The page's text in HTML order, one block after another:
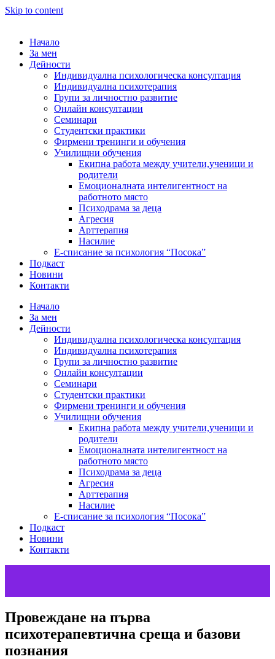
Skip to content
Начало
За мен
Дейности
Индивидуална психологическа консултация
Индивидуална психотерапия
Групи за личностно развитие
Онлайн консултации
Семинари
Студентски практики
Фирмени тренинги и обучения
Училищни обучения
Екипна работа между учители,ученици и
родители
Емоционалната интелигентност на
работното място
Психодрама за деца
Агресия
Арттерапия
Насилие
Е-списание за психология “Посока”
Подкаст
Новини
Контакти
Начало
За мен
Дейности
Индивидуална психологическа консултация
Индивидуална психотерапия
Групи за личностно развитие
Онлайн консултации
Семинари
Студентски практики
Фирмени тренинги и обучения
Училищни обучения
Екипна работа между учители,ученици и
родители
Емоционалната интелигентност на
работното място
Психодрама за деца
Агресия
Арттерапия
Насилие
Е-списание за психология “Посока”
Подкаст
Новини
Контакти
Провеждане на първа
психотерапевтична среща и базови
познания